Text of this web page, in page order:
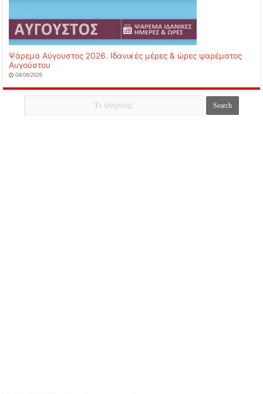
Ψάρεμα Αύγουστος 2026. Ιδανικές μέρες & ώρες ψαρέματος
Αυγούστου
04/08/2026